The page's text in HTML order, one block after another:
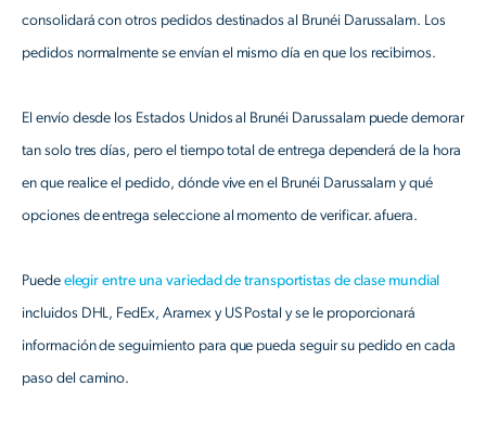
consolidará con otros pedidos destinados al Brunéi Darussalam. Los
pedidos normalmente se envían el mismo día en que los recibimos.
El envío desde los Estados Unidos al Brunéi Darussalam puede demorar
tan solo tres días, pero el tiempo total de entrega dependerá de la hora
en que realice el pedido, dónde vive en el Brunéi Darussalam y qué
opciones de entrega seleccione al momento de verificar. afuera.
Puede elegir entre una variedad de transportistas de clase mundial
incluidos DHL, FedEx, Aramex y US Postal y se le proporcionará
información de seguimiento para que pueda seguir su pedido en cada
paso del camino.